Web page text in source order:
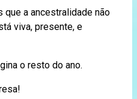
a ancestralidade não
viva, presente, e
o resto do ano.